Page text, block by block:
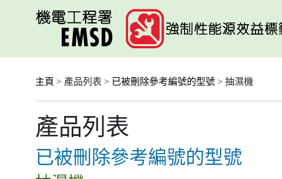
主頁 > 產品列表 > 已被刪除參考編號的型號 > 抽濕機
產品列表
已被刪除參考編號的型號